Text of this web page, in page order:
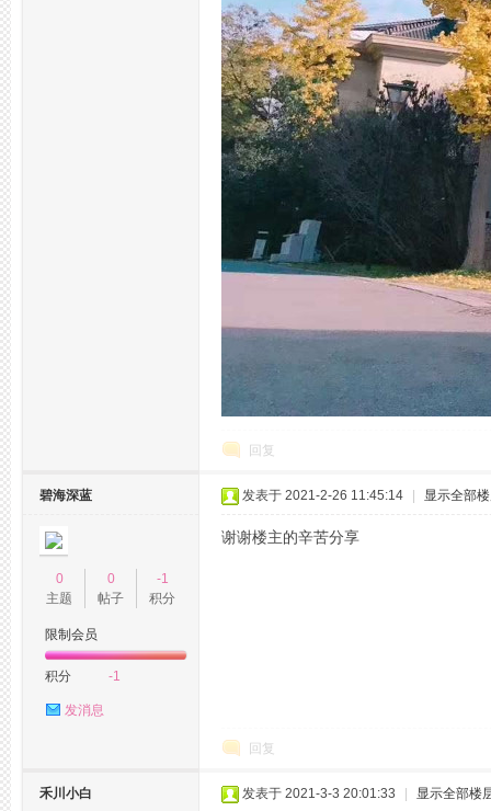
回复
碧海深蓝
0
主题
0
帖子
-1
积分
限制会员
积分 -1
发消息
发表于 2021-2-26 11:45:14 显示全部
谢谢楼主的辛苦分享
回复
禾川小白 发表于 2021-3-3 20:01:33 显示全部楼